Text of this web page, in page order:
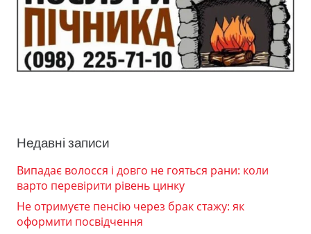
Недавні записи
Випадає волосся і довго не гояться рани: коли
варто перевірити рівень цинку
Не отримуєте пенсію через брак стажу: як
оформити посвідчення